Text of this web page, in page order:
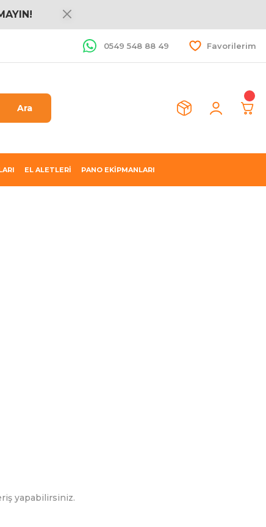
0549 548 88 49 Favorilerim
Ara
EL ALETLERİ PANO EKİPMANLARI
yapabilirsiniz.